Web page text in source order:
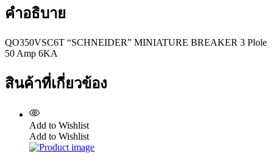
คำอธิบาย
QO350VSC6T “SCHNEIDER” MINIATURE BREAKER 3 Plole
50 Amp 6KA
สินค้าที่เกี่ยวข้อง
Add to Wishlist
Add to Wishlist